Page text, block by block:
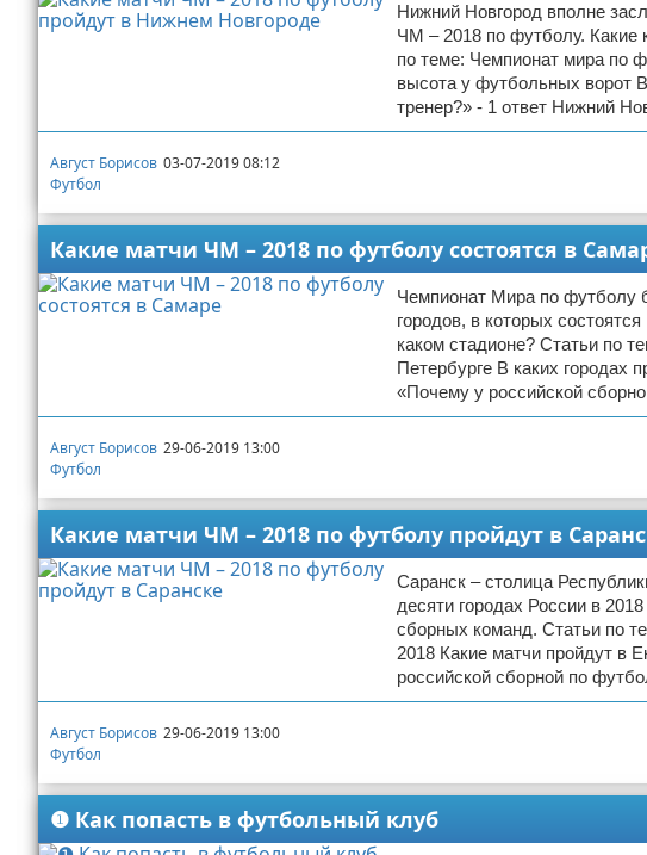
Нижний Новгород вполне
ЧМ – 2018 по футболу. Какие
по теме: Чемпионат мира по
высота у футбольных ворот
тренер?» - 1 ответ Нижний
Август Борисов 03-07-2019 08:12
Футбол
Какие матчи ЧМ – 2018 по футболу состоятся в
Чемпионат Мира по футболу
городов, в которых
каком стадионе? Статьи по
Петербурге В каких городах
«Почему у российской
Август Борисов 29-06-2019 13:00
Футбол
Какие матчи ЧМ – 2018 по футболу пройдут в
Саранск – столица
десяти городах России в
сборных команд. Статьи по
2018 Какие матчи пройдут в
российской сборной по
Август Борисов 29-06-2019 13:00
Футбол
❶ Как попасть в футбольный клуб